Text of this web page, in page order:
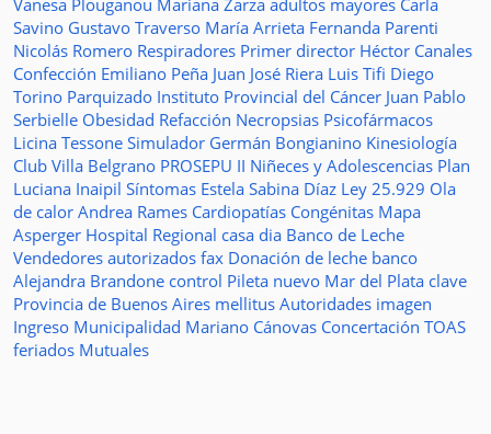
Vanesa Plouganou Mariana Zarza adultos mayores Carla
Savino Gustavo Traverso María Arrieta Fernanda Parenti
Nicolás Romero Respiradores Primer director Héctor Canales
Confección Emiliano Peña Juan José Riera Luis Tifi Diego
Torino Parquizado Instituto Provincial del Cáncer Juan Pablo
Serbielle Obesidad Refacción Necropsias Psicofármacos
Licina Tessone Simulador Germán Bongianino Kinesiología
Club Villa Belgrano PROSEPU II Niñeces y Adolescencias Plan
Luciana Inaipil Síntomas Estela Sabina Díaz Ley 25.929 Ola
de calor Andrea Rames Cardiopatías Congénitas Mapa
Asperger Hospital Regional casa dia Banco de Leche
Vendedores autorizados fax Donación de leche banco
Alejandra Brandone control Pileta nuevo Mar del Plata clave
Provincia de Buenos Aires mellitus Autoridades imagen
Ingreso Municipalidad Mariano Cánovas Concertación TOAS
feriados Mutuales